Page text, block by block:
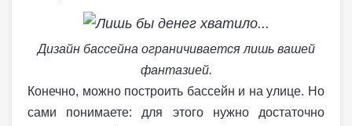
Дизайн бассейна ограничивается лишь вашей
фантазией.
Конечно, можно построить бассейн и на улице. Но
сами понимаете: для этого нужно достаточно